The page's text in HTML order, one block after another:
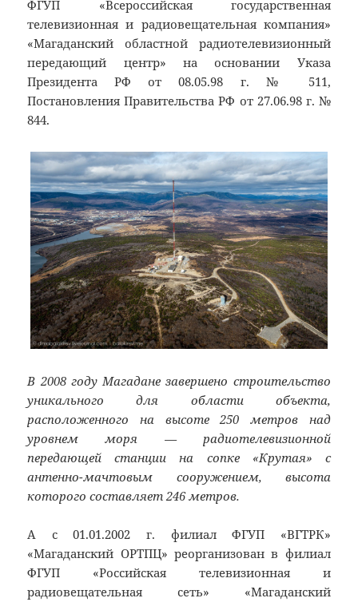
ФГУП «Всероссийская государственная
телевизионная и радиовещательная компания»
«Магаданский областной радиотелевизионный
передающий центр» на основании Указа
Президента РФ от 08.05.98 г. № 511,
Постановления Правительства РФ от 27.06.98 г. №
844.
В 2008 году Магадане завершено строительство
уникального для области объекта,
расположенного на высоте 250 метров над
уровнем моря — радиотелевизионной
передающей станции на сопке «Крутая» с
антенно-мачтовым сооружением, высота
которого составляет 246 метров.
А с 01.01.2002 г. филиал ФГУП «ВГТРК»
«Магаданский ОРТПЦ» реорганизован в филиал
ФГУП «Российская телевизионная и
радиовещательная сеть» «Магаданский